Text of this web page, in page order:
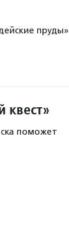
пруды»
квест»
поможет